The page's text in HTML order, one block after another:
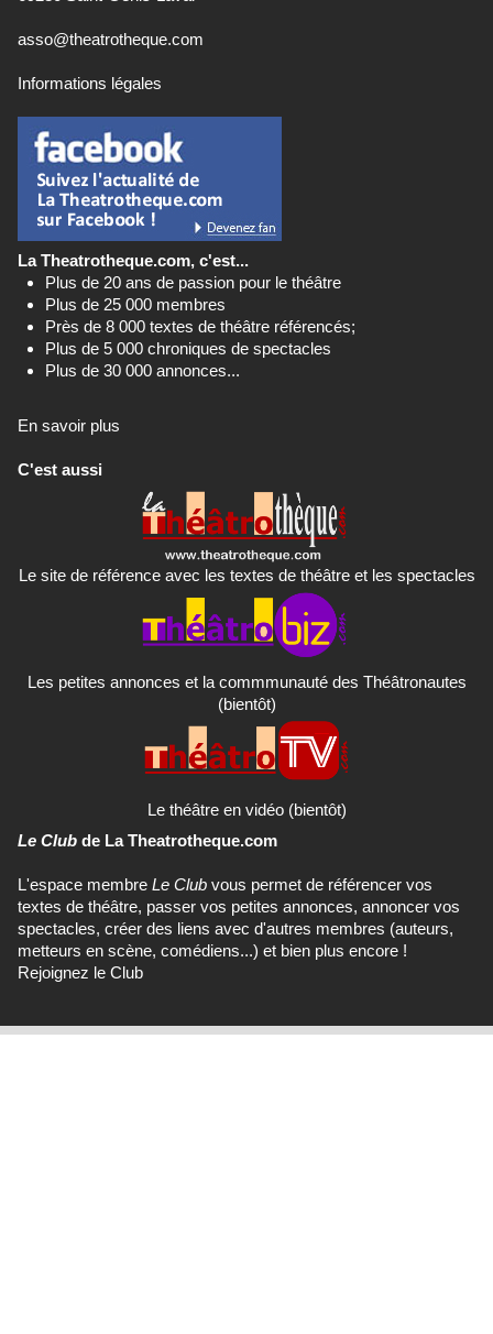
asso@theatrotheque.com
Informations légales
La Theatrotheque.com, c'est...
Plus de 20 ans de passion pour le théâtre
Plus de 25 000 membres
Près de 8 000 textes de théâtre référencés;
Plus de 5 000 chroniques de spectacles
Plus de 30 000 annonces...
En savoir plus
C'est aussi
Le site de référence avec les textes de théâtre et les spectacles
Les petites annonces et la commmunauté des Théâtronautes
(bientôt)
Le théâtre en vidéo (bientôt)
Le Club de La Theatrotheque.com
L'espace membre Le Club vous permet de référencer vos
textes de théâtre, passer vos petites annonces, annoncer vos
spectacles, créer des liens avec d'autres membres (auteurs,
metteurs en scène, comédiens...) et bien plus encore !
Rejoignez le Club